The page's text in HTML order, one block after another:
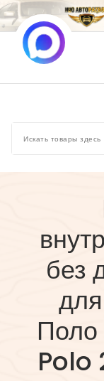
Перейти
к
содержимому
без
Polo